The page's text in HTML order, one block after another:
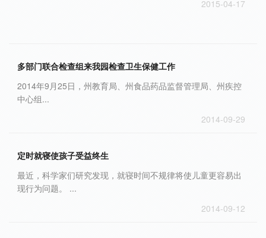
2015-04-17
多部门联合检查组来我园检查卫生保健工作
2014年9月25日，州教育局、州食品药品监督管理局、州疾控
中心组...
2014-09-29
定时就寝使孩子受益终生
最近，科学家们研究发现，就寝时间不规律将使儿童更容易出
现行为问题。 ...
2014-09-12